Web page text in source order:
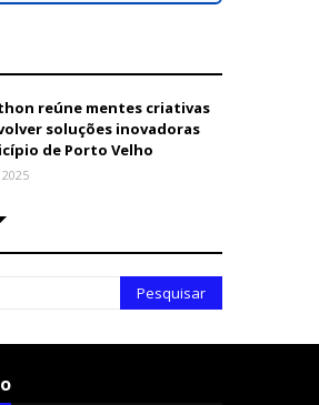
reúne mentes criativas
soluções inovadoras
de Porto Velho